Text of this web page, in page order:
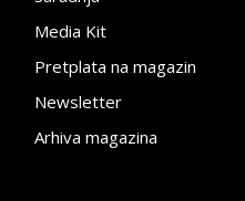
Media Kit
Pretplata na magazin
Newsletter
Arhiva magazina